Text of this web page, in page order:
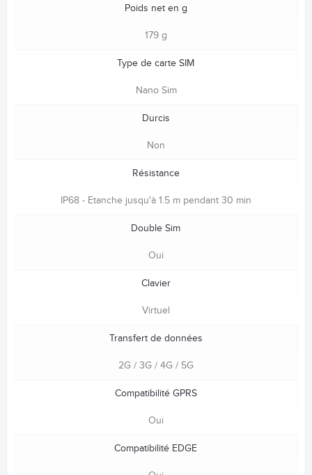
Poids net en g
179 g
Type de carte SIM
Nano Sim
Durcis
Non
Résistance
IP68 - Etanche jusqu'à 1.5 m pendant 30 min
Double Sim
Oui
Clavier
Virtuel
Transfert de données
2G / 3G / 4G / 5G
Compatibilité GPRS
Oui
Compatibilité EDGE